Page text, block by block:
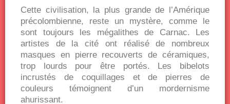
Cette civilisation, la plus grande de l’Amérique
précolombienne, reste un mystère, comme le
sont toujours les mégalithes de Carnac. Les
artistes de la cité ont réalisé de nombreux
masques en pierre recouverts de céramiques,
trop lourds pour être portés. Les bibelots
incrustés de coquillages et de pierres de
couleurs témoignent d’un mordernisme
ahurissant.